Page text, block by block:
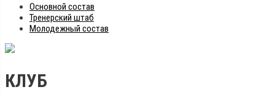
Основной состав
Тренерский штаб
Молодежный состав
КЛУБ